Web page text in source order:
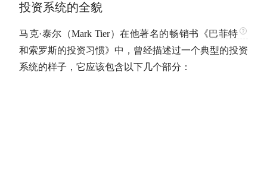
投资系统的全貌
马克·泰尔（Mark Tier）在他著名的畅销书《巴菲特
和索罗斯的投资习惯》中，曾经描述过一个典型的投资
系统的样子，它应该包含以下几个部分：